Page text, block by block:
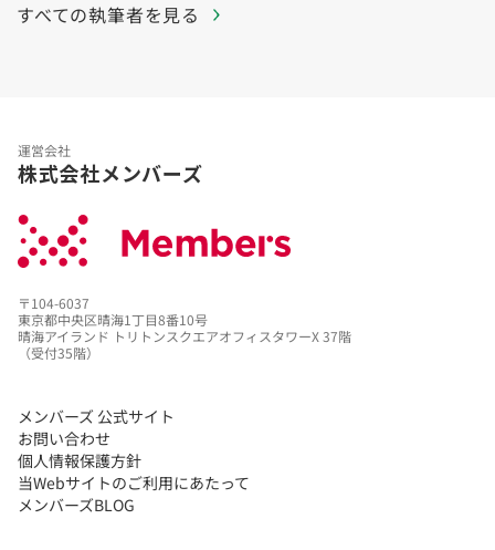
すべての執筆者を見る
運営会社
株式会社メンバーズ
〒104-6037
東京都中央区晴海1丁目8番10号
晴海アイランド トリトンスクエアオフィスタワーX 37階
（受付35階）
メンバーズ 公式サイト
お問い合わせ
個人情報保護方針
当Webサイトのご利用にあたって
メンバーズBLOG